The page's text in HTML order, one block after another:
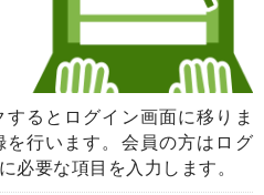
るとログイン画面に移りま
行います。会員の方はログ
必要な項目を入力します。